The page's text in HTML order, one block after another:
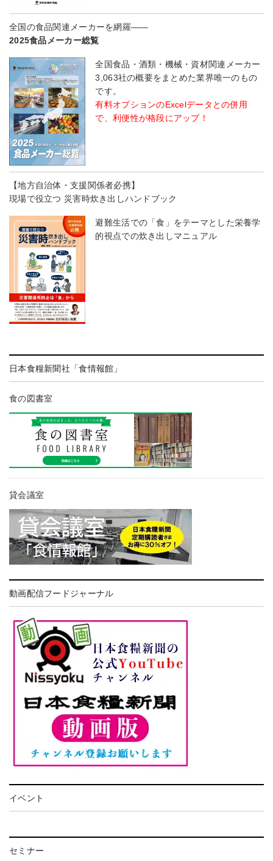
全国の食品関連メーカーを網羅――
2025食品メーカー総覧
全国食品・酒類・機械・資材関連メーカー
3,063社の概要をまとめた業界唯一のもの
です。
有料オプションのExcelデータとの併用
で、利便性が格段にアップ！
【地方自治体・支援関係者必携】
現場で役立つ 災害時炊き出しハンドブック
避難生活での「食」をテーマとした栄養学
的視点での炊き出しマニュアル
日本食糧新聞社「食情報館」
食の図書室
貸会議室
動画配信フードジャーナル
イベント
セミナー